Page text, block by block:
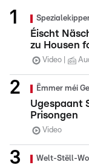
Éischt
zu Housen
Video
Ëmmer méi
Ugespaant
Prisongen
Video
Welt-Stëll-